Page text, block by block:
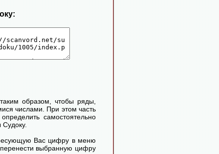
образом, чтобы ряды,
числами. При этом часть
самостоятельно
Вас цифру в меню
выбранную цифру